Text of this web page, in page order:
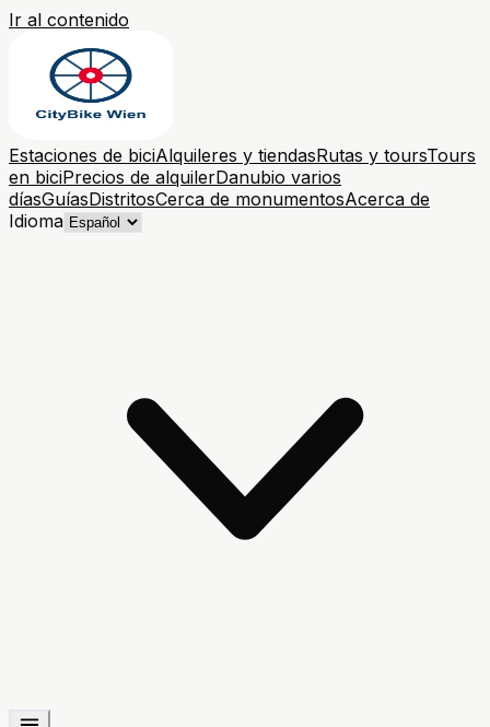
Ir al contenido
Estaciones de biciAlquileres y tiendasRutas y toursTours
en biciPrecios de alquilerDanubio varios
díasGuíasDistritosCerca de monumentosAcerca de
Idioma